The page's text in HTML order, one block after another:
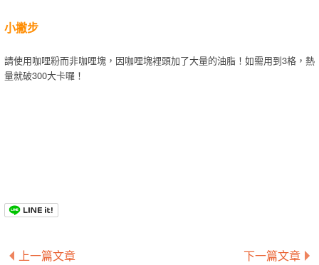
小撇步
請使用咖哩粉而非咖哩塊，因咖哩塊裡頭加了大量的油脂！如需用到3格，熱
量就破300大卡囉！
上一篇文章 下一篇文章